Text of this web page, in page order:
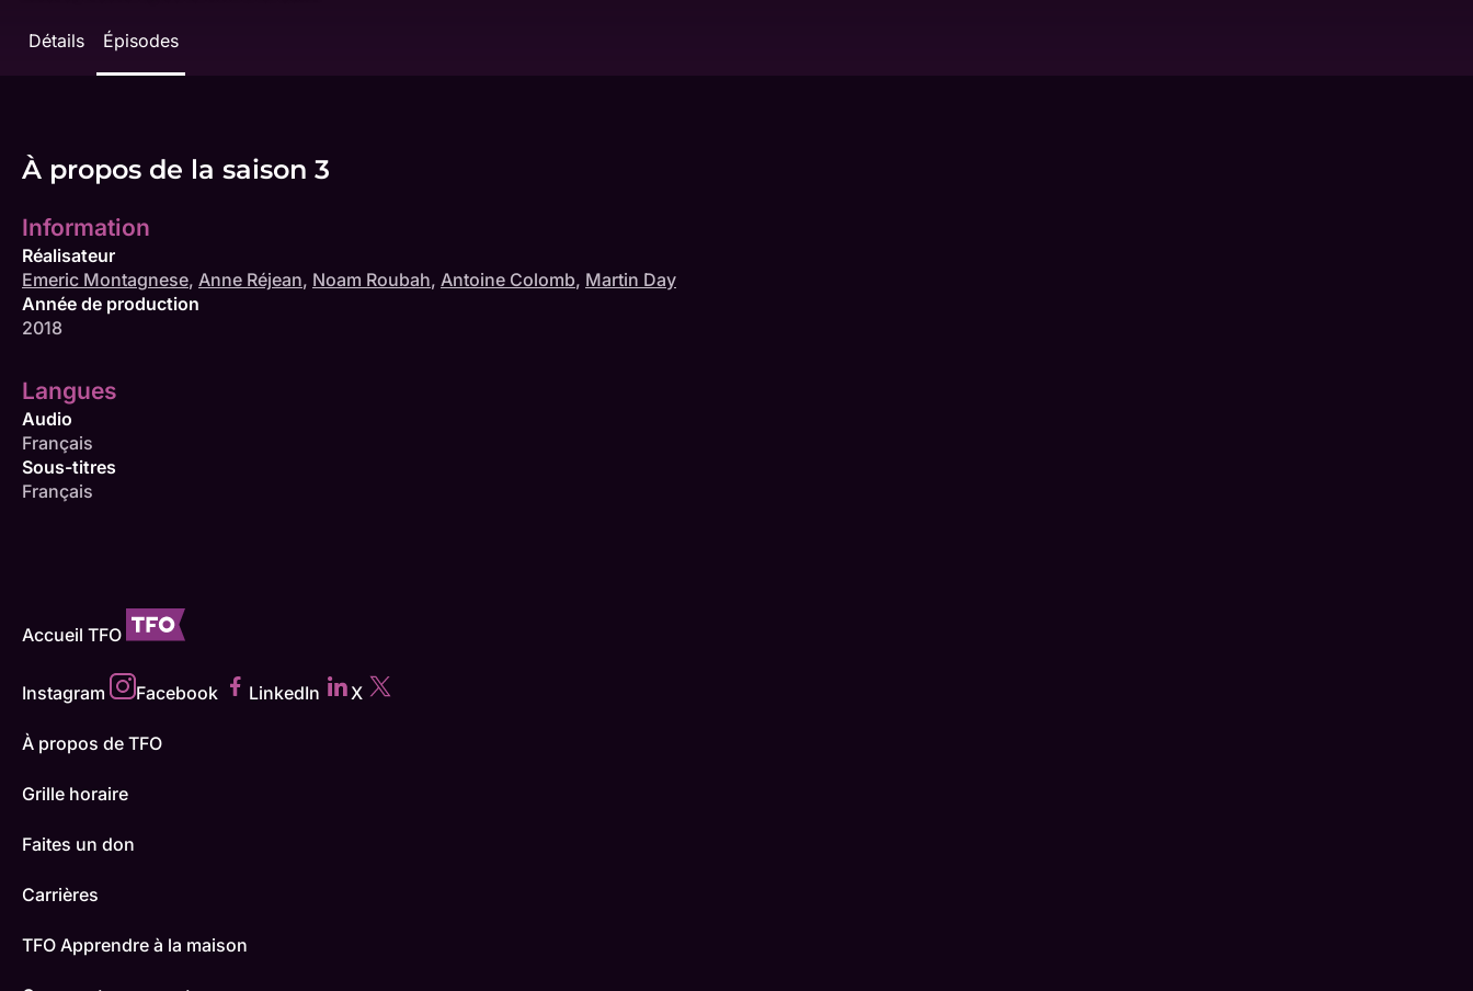
Détails Épisodes
À propos de la saison 3
Information
Réalisateur
Emeric Montagnese, Anne Réjean, Noam Roubah, Antoine Colomb, Martin Day
Année de production
2018
Langues
Audio
Français
Sous-titres
Français
Accueil TFO
Instagram Facebook LinkedIn X
À propos de TFO
Grille horaire
Faites un don
Carrières
TFO Apprendre à la maison